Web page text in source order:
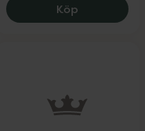
Deodorant
Köp Sweden